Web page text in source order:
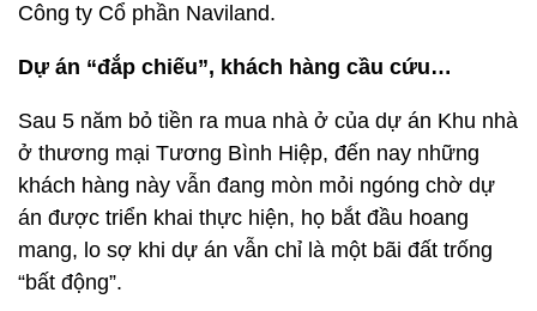
Công ty Cổ phần Naviland.
Dự án “đắp chiếu”, khách hàng cầu cứu…
Sau 5 năm bỏ tiền ra mua nhà ở của dự án Khu nhà
ở thương mại Tương Bình Hiệp, đến nay những
khách hàng này vẫn đang mòn mỏi ngóng chờ dự
án được triển khai thực hiện, họ bắt đầu hoang
mang, lo sợ khi dự án vẫn chỉ là một bãi đất trống
“bất động”.